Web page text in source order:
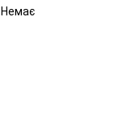
Немає